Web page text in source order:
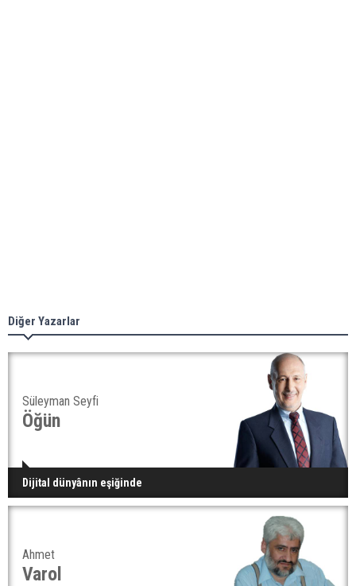
Diğer Yazarlar
Süleyman Seyfi
Öğün
Dijital dünyânın eşiğinde
Ahmet
Varol